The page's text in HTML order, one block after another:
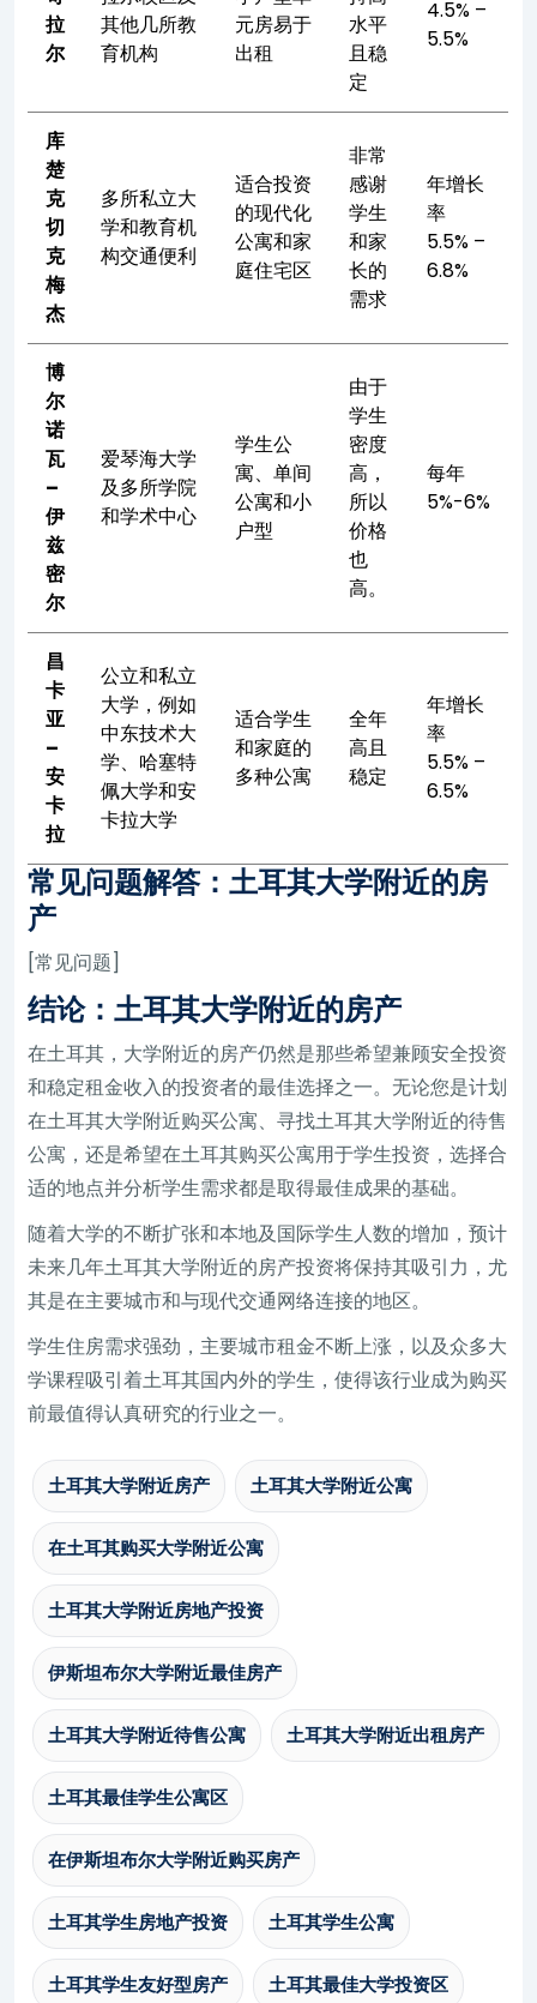
拉
尔
其他几所教
育机构
元房易于
出租
水平
且稳
定
4.5% –
5.5%
库
楚
克
切
克
梅
杰
多所私立大
学和教育机
构交通便利
适合投资
的现代化
公寓和家
庭住宅区
非常
感谢
学生
和家
长的
需求
年增长
率
5.5% –
6.8%
博
尔
诺
瓦
–
伊
兹
密
尔
爱琴海大学
及多所学院
和学术中心
学生公
寓、单间
公寓和小
户型
由于
学生
密度
高，
所以
价格
也
高。
每年
5%-6%
昌
卡
亚
–
安
卡
拉
公立和私立
大学，例如
中东技术大
学、哈塞特
佩大学和安
卡拉大学
适合学生
和家庭的
多种公寓
全年
高且
稳定
年增长
率
5.5% –
6.5%
常见问题解答：土耳其大学附近的房
产
[常见问题]
结论：土耳其大学附近的房产
在土耳其，大学附近的房产仍然是那些希望兼顾安全投资
和稳定租金收入的投资者的最佳选择之一。无论您是计划
在土耳其大学附近购买公寓、寻找土耳其大学附近的待售
公寓，还是希望在土耳其购买公寓用于学生投资，选择合
适的地点并分析学生需求都是取得最佳成果的基础。
随着大学的不断扩张和本地及国际学生人数的增加，预计
未来几年土耳其大学附近的房产投资将保持其吸引力，尤
其是在主要城市和与现代交通网络连接的地区。
学生住房需求强劲，主要城市租金不断上涨，以及众多大
学课程吸引着土耳其国内外的学生，使得该行业成为购买
前最值得认真研究的行业之一。
土耳其大学附近房产 土耳其大学附近公寓
在土耳其购买大学附近公寓
土耳其大学附近房地产投资
伊斯坦布尔大学附近最佳房产
土耳其大学附近待售公寓 土耳其大学附近出租房产
土耳其最佳学生公寓区
在伊斯坦布尔大学附近购买房产
土耳其学生房地产投资 土耳其学生公寓
土耳其学生友好型房产 土耳其最佳大学投资区